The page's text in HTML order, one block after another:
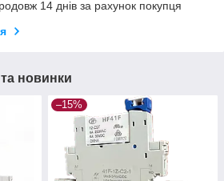
14 днів за рахунок покупця
та новинки
–15%